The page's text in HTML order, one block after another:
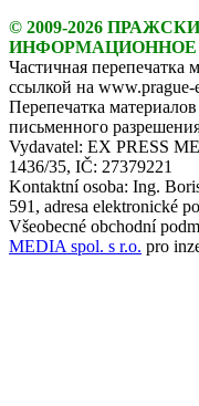
© 2009-2026
ИНФОРМАЦИОННОЕ
Частичная перепечатка
ссылкой на www.prague-
Перепечатка
письменного
Vydavatel: EX PRESS
1436/35, IČ: 27379221
Kontaktní osoba: Ing.
591, adresa elektronické
Všeobecné obchodní
MEDIA spol. s r.o. pro